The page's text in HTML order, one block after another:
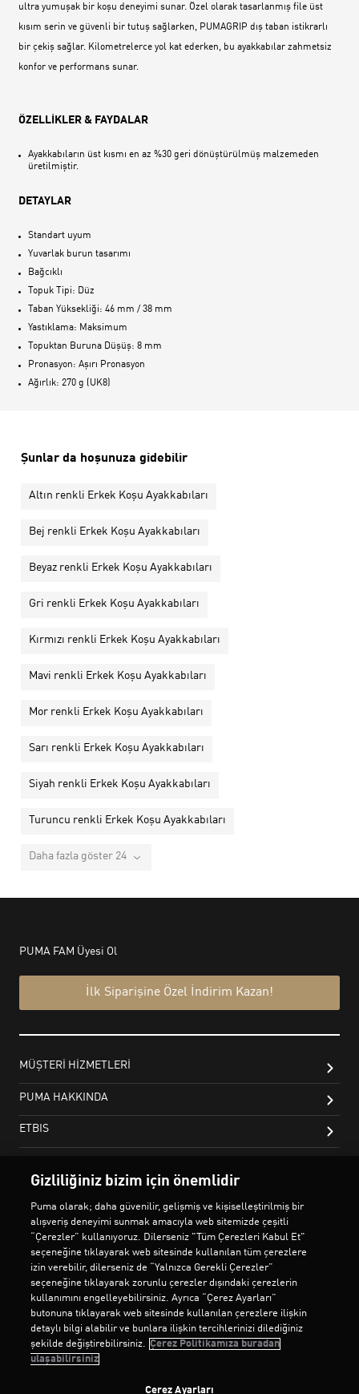
ultra yumuşak bir koşu deneyimi sunar. Özel olarak tasarlanmış file üst
kısım serin ve güvenli bir tutuş sağlarken, PUMAGRIP dış taban istikrarlı
bir çekiş sağlar. Kilometrelerce yol kat ederken, bu ayakkabılar zahmetsiz
konfor ve performans sunar.
ÖZELLİKLER & FAYDALAR
Ayakkabıların üst kısmı en az %30 geri dönüştürülmüş malzemeden
üretilmiştir.
DETAYLAR
Standart uyum
Yuvarlak burun tasarımı
Bağcıklı
Topuk Tipi: Düz
Taban Yüksekliği: 46 mm / 38 mm
Yastıklama: Maksimum
Topuktan Buruna Düşüş: 8 mm
Pronasyon: Aşırı Pronasyon
Ağırlık: 270 g (UK8)
Şunlar da hoşunuza gidebilir
Altın renkli Erkek Koşu Ayakkabıları
Bej renkli Erkek Koşu Ayakkabıları
Beyaz renkli Erkek Koşu Ayakkabıları
Gri renkli Erkek Koşu Ayakkabıları
Kırmızı renkli Erkek Koşu Ayakkabıları
Mavi renkli Erkek Koşu Ayakkabıları
Mor renkli Erkek Koşu Ayakkabıları
Sarı renkli Erkek Koşu Ayakkabıları
Siyah renkli Erkek Koşu Ayakkabıları
Turuncu renkli Erkek Koşu Ayakkabıları
Daha fazla göster 24
Gizliliğiniz bizim için önemlidir
Puma olarak; daha güvenilir, gelişmiş ve kişiselleştirilmiş bir
alışveriş deneyimi sunmak amacıyla web sitemizde çeşitli
“Çerezler” kullanıyoruz. Dilerseniz "Tüm Çerezleri Kabul Et"
seçeneğine tıklayarak web sitesinde kullanılan tüm çerezlere
izin verebilir, dilerseniz de “Yalnızca Gerekli Çerezler”
seçeneğine tıklayarak zorunlu çerezler dışındaki çerezlerin
kullanımını engelleyebilirsiniz. Ayrıca “Çerez Ayarları”
butonuna tıklayarak web sitesinde kullanılan çerezlere ilişkin
detaylı bilgi alabilir ve bunlara ilişkin tercihlerinizi dilediğiniz
şekilde değiştirebilirsiniz. Çerez Politikamıza buradan
ulaşabilirsiniz
Çerez Ayarları